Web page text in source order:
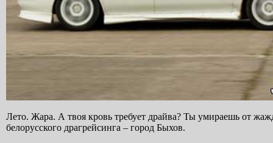
Лето. Жара. А твоя кровь требует драйва? Ты умираешь от
белорусского драгрейсинга – город Быхов.